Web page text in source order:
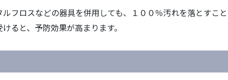
フロスなどの器具を併用しても、１００％汚れを落とすこ
ると、予防効果が高まります。